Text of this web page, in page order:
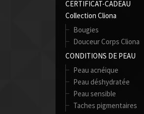
CERTIFICAT-CADEAU
Collection Cliona
Bougies
Douceur Corps Cliona
CONDITIONS DE PEAU
Peau acnéique
Peau déshydratée
Peau sensible
Taches pigmentaires